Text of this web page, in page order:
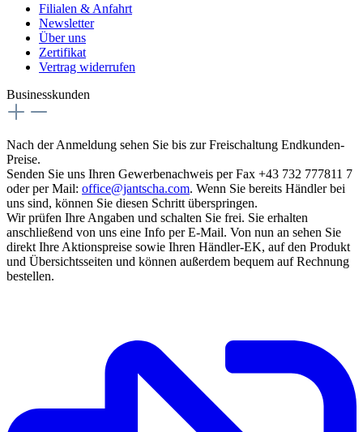
Filialen & Anfahrt
Newsletter
Über uns
Zertifikat
Vertrag widerrufen
Businesskunden
Nach der Anmeldung sehen Sie bis zur Freischaltung Endkunden-
Preise.
Senden Sie uns Ihren Gewerbenachweis per Fax +43 732 777811 7
oder per Mail: office@jantscha.com. Wenn Sie bereits Händler bei
uns sind, können Sie diesen Schritt überspringen.
Wir prüfen Ihre Angaben und schalten Sie frei. Sie erhalten
anschließend von uns eine Info per E-Mail. Von nun an sehen Sie
direkt Ihre Aktionspreise sowie Ihren Händler-EK, auf den Produkt
und Übersichtsseiten und können außerdem bequem auf Rechnung
bestellen.